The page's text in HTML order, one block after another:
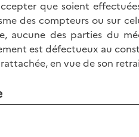
que soient
des compteurs ou sur
aucune des parties du
est défectueux au
en vue de son